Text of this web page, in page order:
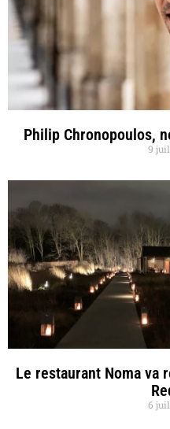
Philip Chronopoulos,
9
Le restaurant Noma va
6